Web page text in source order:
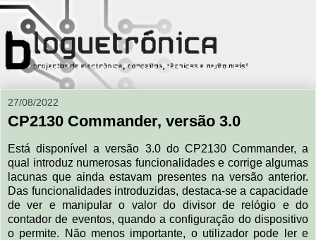
27/08/2022
CP2130 Commander, versão 3.0
Está disponível a versão 3.0 do CP2130 Commander, a
qual introduz numerosas funcionalidades e corrige algumas
lacunas que ainda estavam presentes na versão anterior.
Das funcionalidades introduzidas, destaca-se a capacidade
de ver e manipular o valor do divisor de relógio e do
contador de eventos, quando a configuração do dispositivo
o permite. Não menos importante, o utilizador pode ler e